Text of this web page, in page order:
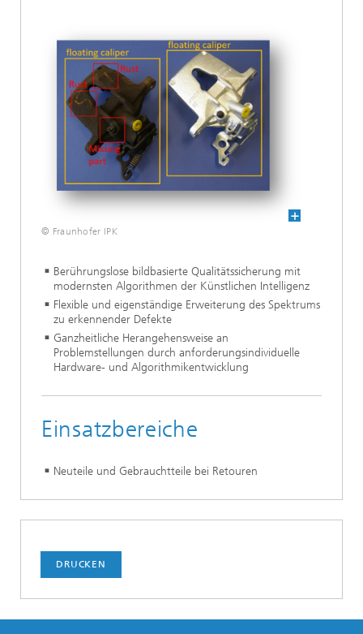
© Fraunhofer IPK
Berührungslose bildbasierte Qualitätssicherung mit
modernsten Algorithmen der Künstlichen Intelligenz​
Flexible und eigenständige Erweiterung des Spektrums
zu erkennender Defekte​
Ganzheitliche Herangehensweise an
Problemstellungen durch anforderungsindividuelle
Hardware- und Algorithmikentwicklung
Einsatzbereiche
Neuteile und Gebrauchtteile bei Retouren
DRUCKEN